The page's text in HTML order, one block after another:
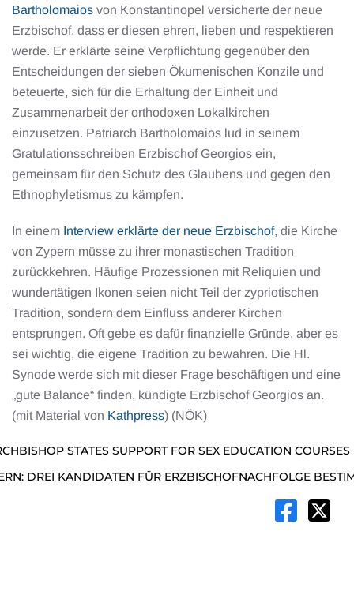
Bartholomaios von Konstantinopel versicherte der neue
Erzbischof, dass er diesen ehren, lieben und respektieren
werde. Er erklärte seine Verpflichtung gegenüber den
Entscheidungen der sieben Ökumenischen Konzile und
beteuerte, sich für die Erhaltung der Einheit und
Zusammenarbeit der orthodoxen Lokalkirchen
einzusetzen. Patriarch Bartholomaios lud in seinem
Gratulationsschreiben Erzbischof Georgios ein,
gemeinsam für den Schutz des Glaubens und gegen den
Ethnophyletismus zu kämpfen.
In einem Interview erklärte der neue Erzbischof, die Kirche
von Zypern müsse zu ihrer monastischen Tradition
zurückkehren. Häufige Prozessionen mit Reliquien und
wundertätigen Ikonen seien nicht Teil der zypriotischen
Tradition, sondern dem Einfluss anderer Kirchen
entsprungen. Oft gebe es dafür finanzielle Gründe, aber es
sei wichtig, die eigene Tradition zu bewahren. Die Hl.
Synode werde sich mit dieser Frage beschäftigen und eine
„gute Balance“ finden, kündigte Erzbischof Georgios an.
(mit Material von Kathpress) (NÖK)
STATES SUPPORT FOR SEX EDUCATION
DREI KANDIDATEN FÜR ERZBISCHOFNACHFOLGE